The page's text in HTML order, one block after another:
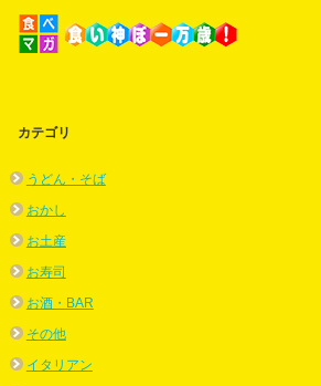
カテゴリ
うどん・そば
おかし
お土産
お寿司
お酒・BAR
その他
イタリアン